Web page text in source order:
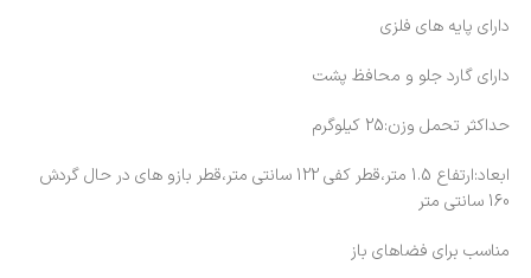
دارای پایه های فلزی
دارای گارد جلو و محافظ پشت
حداکثر تحمل وزن:25 کیلوگرم
ابعاد:ارتفاع 1.5 متر،قطر کفی 122 سانتی متر،قطر بازو های در حال گردش
160 سانتی متر
مناسب برای فضاهای باز